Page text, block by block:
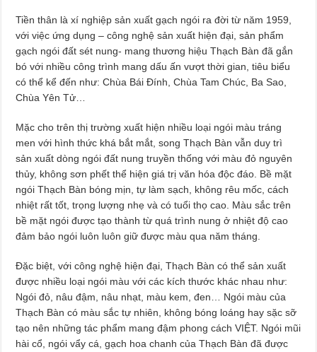
Tiền thân là xí nghiệp sản xuất gạch ngói ra đời từ năm 1959,
với việc ứng dụng – công nghệ sản xuất hiện đại, sản phẩm
gạch ngói đất sét nung- mang thương hiệu Thạch Bàn đã gắn
bó với nhiều công trình mang dấu ấn vượt thời gian, tiêu biểu
có thể kể đến như: Chùa Bái Đính, Chùa Tam Chúc, Ba Sao,
Chùa Yên Tử…
Mặc cho trên thị trường xuất hiện nhiều loại ngói màu tráng
men với hình thức khá bắt mắt, song Thạch Bàn vẫn duy trì
sản xuất dòng ngói đất nung truyền thống với màu đỏ nguyên
thủy, không sơn phết thể hiện giá trị văn hóa độc đáo. Bề mặt
ngói Thạch Bàn bóng mịn, tự làm sạch, không rêu mốc, cách
nhiệt rất tốt, trọng lượng nhẹ và có tuổi thọ cao. Màu sắc trên
bề mặt ngói được tạo thành từ quá trình nung ở nhiệt độ cao
đảm bảo ngói luôn luôn giữ được màu qua năm tháng.
Đặc biệt, với công nghệ hiện đại, Thạch Bàn có thể sản xuất
được nhiều loại ngói màu với các kích thước khác nhau như:
Ngói đỏ, nâu đậm, nâu nhạt, màu kem, đen… Ngói màu của
Thạch Bàn có màu sắc tự nhiên, không bóng loáng hay sặc sỡ
tạo nên những tác phẩm mang đậm phong cách VIỆT. Ngói mũi
hài cổ, ngói vẩy cá, gạch hoa chanh của Thạch Bàn đã được